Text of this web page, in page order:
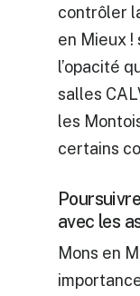
contrôler
en Mieux
l’opacité
salles
les
certains
avec les
Mons en